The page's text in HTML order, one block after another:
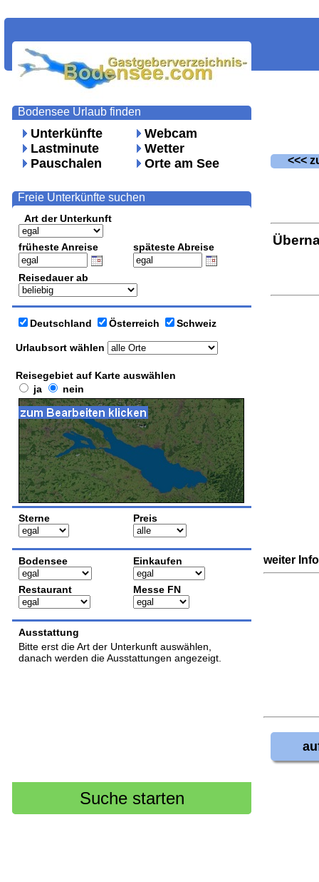
Unterkünfte
Lastminute
Pauschalen
Webcam
Wetter
Orte am See
Bodensee Urlaub finden
Art der Unterkunft
früheste Anreise späteste Abreise
Reisedauer ab
Urlaubsort wählen
Deutschland Österreich Schweiz
Reisegebiet auf Karte auswählen
ja
nein
Sterne Preis
Bodensee Einkaufen
Restaurant Messe FN
Ausstattung
Bitte erst die Art der Unterkunft auswählen,
danach werden die Ausstattungen angezeigt.
Freie Unterkünfte suchen
<<<
weiter